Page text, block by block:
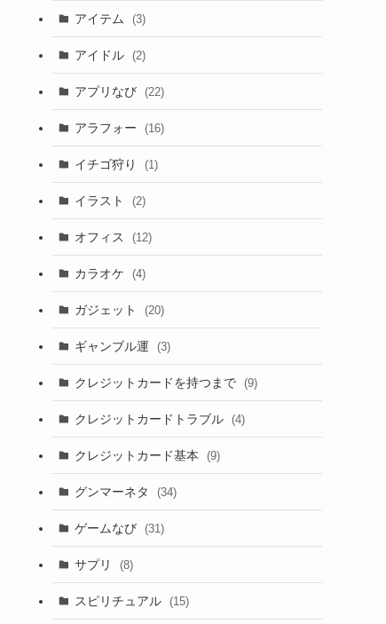
アイテム (3)
アイドル (2)
アプリなび (22)
アラフォー (16)
イチゴ狩り (1)
イラスト (2)
オフィス (12)
カラオケ (4)
ガジェット (20)
ギャンブル運 (3)
クレジットカードを持つまで (9)
クレジットカードトラブル (4)
クレジットカード基本 (9)
グンマーネタ (34)
ゲームなび (31)
サプリ (8)
スピリチュアル (15)